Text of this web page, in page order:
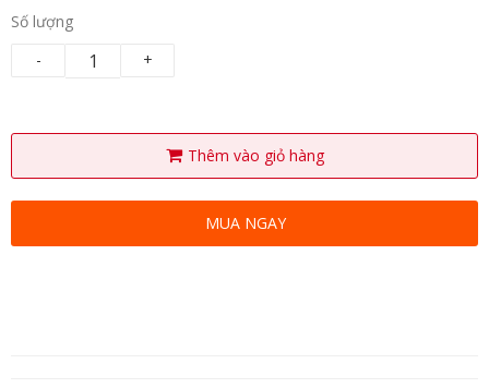
Số lượng
-
+
Thêm vào giỏ hàng
MUA NGAY